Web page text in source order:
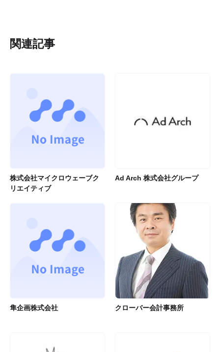
関連記事
株式会社マイクロウェーブク
リエイティブ
Ad Arch 株式会社グループ
隼企画株式会社 クローバー会計事務所